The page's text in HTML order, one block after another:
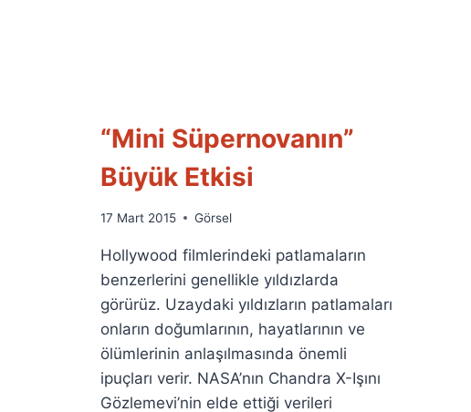
“Mini Süpernovanın”
Büyük Etkisi
By
Fuat
Özyar
17 Mart 2015 Görsel
Hollywood filmlerindeki patlamaların
benzerlerini genellikle yıldızlarda
görürüz. Uzaydaki yıldızların patlamaları
onların doğumlarının, hayatlarının ve
ölümlerinin anlaşılmasında önemli
ipuçları verir. NASA’nın Chandra X-Işını
Gözlemevi’nin elde ettiği verileri